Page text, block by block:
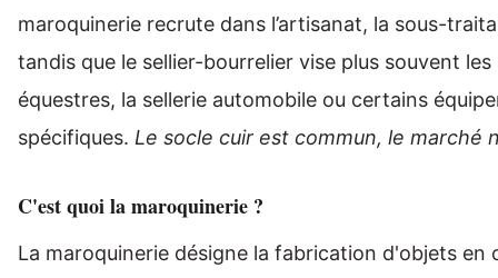
maroquinerie recrute dans l’artisanat, la sous-
tandis que le sellier-bourrelier vise plus souvent les
équestres, la sellerie automobile ou certains
spécifiques. Le socle cuir est commun, le marché
C'est quoi la maroquinerie ?
La maroquinerie désigne la fabrication d'objets en